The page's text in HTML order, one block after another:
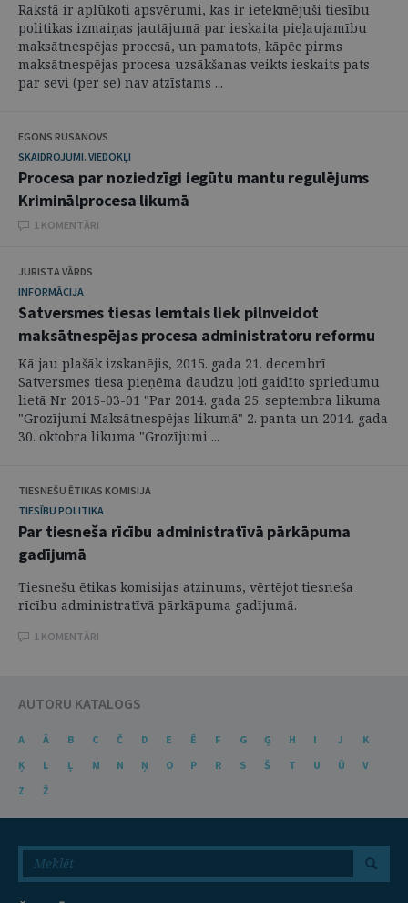
Rakstā ir aplūkoti apsvērumi, kas ir ietekmējuši tiesību
politikas izmaiņas jautājumā par ieskaita pieļaujamību
maksātnespējas procesā, un pamatots, kāpēc pirms
maksātnespējas procesa uzsākšanas veikts ieskaits pats
par sevi (per se) nav atzīstams ...
EGONS RUSANOVS
SKAIDROJUMI. VIEDOKĻI
Procesa par noziedzīgi iegūtu mantu regulējums
Kriminālprocesa likumā
1 KOMENTĀRI
JURISTA VĀRDS
INFORMĀCIJA
Satversmes tiesas lemtais liek pilnveidot
maksātnespējas procesa administratoru reformu
Kā jau plašāk izskanējis, 2015. gada 21. decembrī
Satversmes tiesa pieņēma daudzu ļoti gaidīto spriedumu
lietā Nr. 2015-03-01 "Par 2014. gada 25. septembra likuma
"Grozījumi Maksātnespējas likumā" 2. panta un 2014. gada
30. oktobra likuma "Grozījumi ...
TIESNEŠU ĒTIKAS KOMISIJA
TIESĪBU POLITIKA
Par tiesneša rīcību administratīvā pārkāpuma
gadījumā
Tiesnešu ētikas komisijas atzinums, vērtējot tiesneša
rīcību administratīvā pārkāpuma gadījumā.
1 KOMENTĀRI
AUTORU KATALOGS
A Ā B C Č D E Ē F G Ģ H I J
K
Ķ
L Ļ M N Ņ O P R S Š T U Ū
V
Z
Ž